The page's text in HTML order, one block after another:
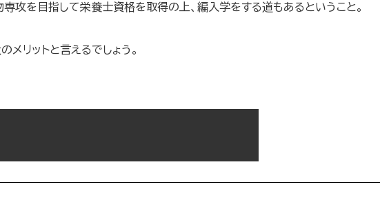
攻を目指して栄養士資格を取得の上、編入学をする道もあるということ。
リットと言えるでしょう。